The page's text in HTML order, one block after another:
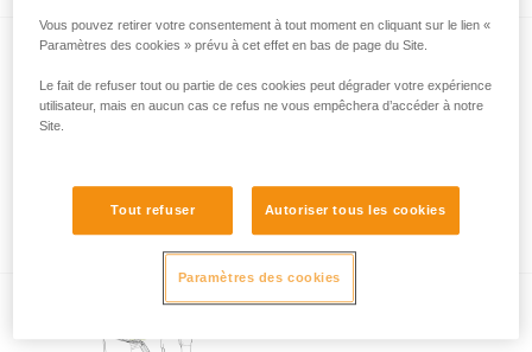
Pourquoi une longe spécifique pour la via
ferrata ?
Vous pouvez retirer votre consentement à tout moment en cliquant sur le lien «
Paramètres des cookies » prévu à cet effet en bas de page du Site.
Le fait de refuser tout ou partie de ces cookies peut dégrader votre expérience
utilisateur, mais en aucun cas ce refus ne vous empêchera d’accéder à notre
Site.
Tout refuser Autoriser tous les cookies
Paramètres des cookies